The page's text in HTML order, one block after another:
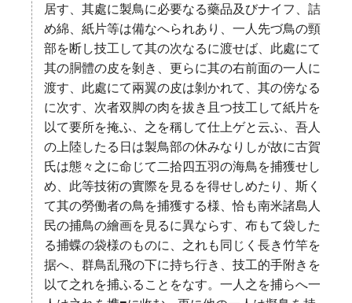
居す、其處に製鳥に必要なる藥品及びナイフ、詰
め綿、紙片等は備なへられあり、一人先づ鳥の頸
部を断し技工して其の次なるに渡せば、此處にて
其の胴體の皮を剝き、更らに其の右前面の一人に
渡す、此處にて兩翼の皮は剝かれて、其の傍なる
に次す、次者双脚の肉を拔き且つ技工して紙片を
以て要所を掩ふ、之を稱して仕上ゲと云ふ、吾人
の上陸したる日は製鳥部の休みなりしが故に古賀
氏は態々之に命じて二拾四五羽の海鳥を捕獲せし
め、此等技術の實際を見るを得せしめたり、斯く
て其の勞働者の鳥を捕獲する様、恰も南米諸島人
民の捕鳥の繪画を見るに異ならす、布もて袋した
る捕蝶の袋様のものに、之れも同じく長き竹竿を
据へ、群鳥乱飛の下に持ち行き、技工的手附きを
以て之れを捕ふることをなす。一人之を捕らへ一